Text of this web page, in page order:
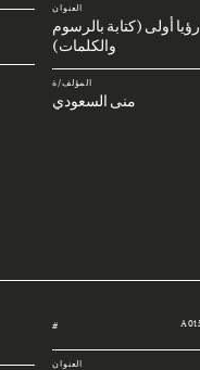
العنوان
رؤيا أولى (كتابة بالرسوم
والكلمات)
المؤلف/ة
منى السعودي
#
العنوان